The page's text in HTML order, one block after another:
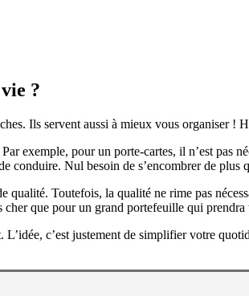
?
Ils servent aussi à mieux vous organiser
exemple, pour un porte-cartes, il n’est pas
conduire. Nul besoin de s’encombrer de plus
Toutefois, la qualité ne rime pas
que pour un grand portefeuille qui prendra
c’est justement de simplifier votre